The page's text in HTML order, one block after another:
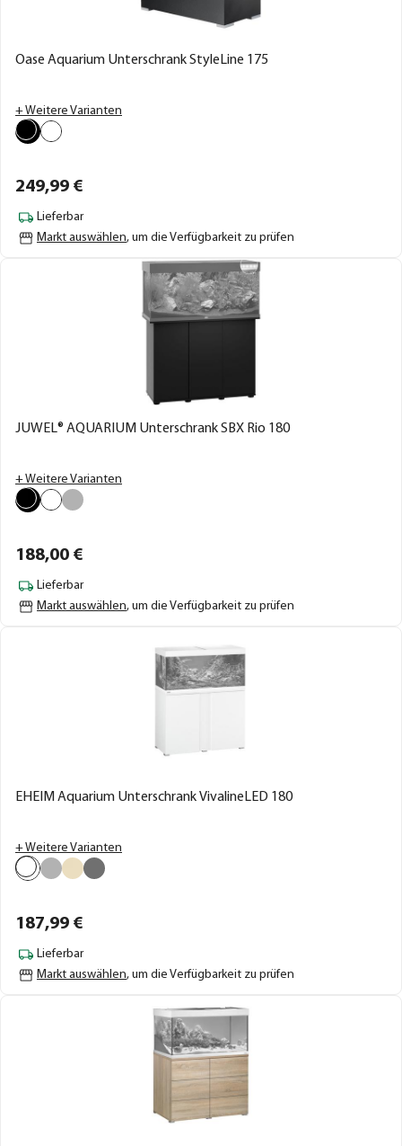
Oase Aquarium Unterschrank StyleLine 175
+ Weitere Varianten
249,99 €
Lieferbar
Markt auswählen, um die Verfügbarkeit zu prüfen
JUWEL® AQUARIUM Unterschrank SBX Rio 180
+ Weitere Varianten
188,00 €
Lieferbar
Markt auswählen, um die Verfügbarkeit zu prüfen
EHEIM Aquarium Unterschrank VivalineLED 180
+ Weitere Varianten
187,99 €
Lieferbar
Markt auswählen, um die Verfügbarkeit zu prüfen